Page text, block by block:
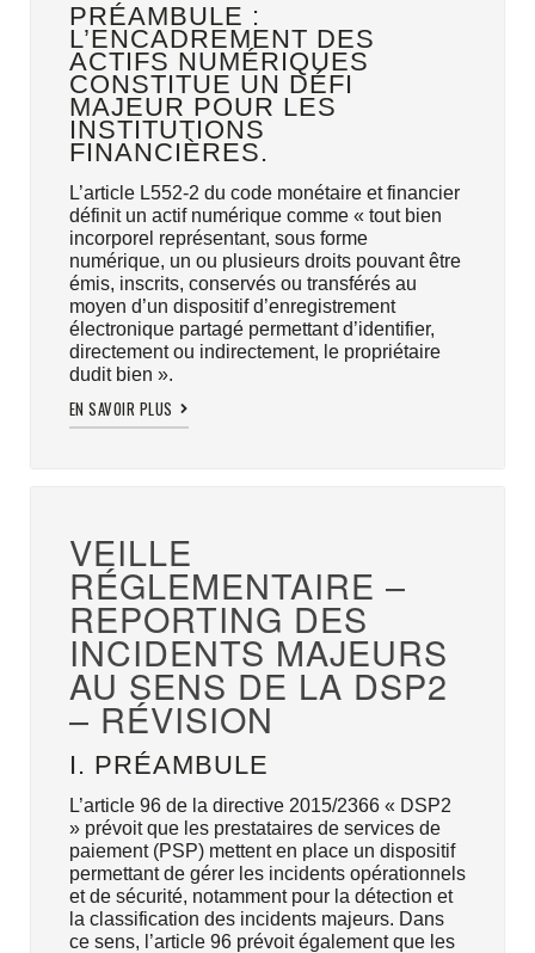
PRÉAMBULE :
L’ENCADREMENT DES
ACTIFS NUMÉRIQUES
CONSTITUE UN DÉFI
MAJEUR POUR LES
INSTITUTIONS
FINANCIÈRES.
L’article L552-2 du code monétaire et financier
définit un actif numérique comme « tout bien
incorporel représentant, sous forme
numérique, un ou plusieurs droits pouvant être
émis, inscrits, conservés ou transférés au
moyen d’un dispositif d’enregistrement
électronique partagé permettant d’identifier,
directement ou indirectement, le propriétaire
dudit bien ».
EN SAVOIR PLUS
VEILLE
RÉGLEMENTAIRE –
REPORTING DES
INCIDENTS MAJEURS
AU SENS DE LA DSP2
– RÉVISION
I. PRÉAMBULE
L’article 96 de la directive 2015/2366 « DSP2
» prévoit que les prestataires de services de
paiement (PSP) mettent en place un dispositif
permettant de gérer les incidents opérationnels
et de sécurité, notamment pour la détection et
la classification des incidents majeurs. Dans
ce sens, l’article 96 prévoit également que les